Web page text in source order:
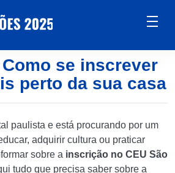
se inscrever
perto da sua casa
paulista e está procurando por um
adquirir cultura ou praticar
sobre a inscrição no CEU São
tudo que precisa saber sobre a